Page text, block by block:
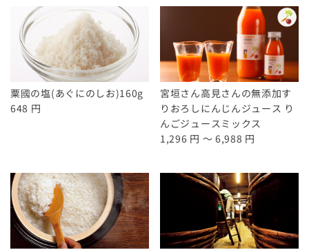
粟國の塩(あぐにのしお)160g
648 円
宮垣さん高見さんの無添加す
りおろしにんじんジュース り
んごジュースミックス
1,296 円 ～ 6,988 円